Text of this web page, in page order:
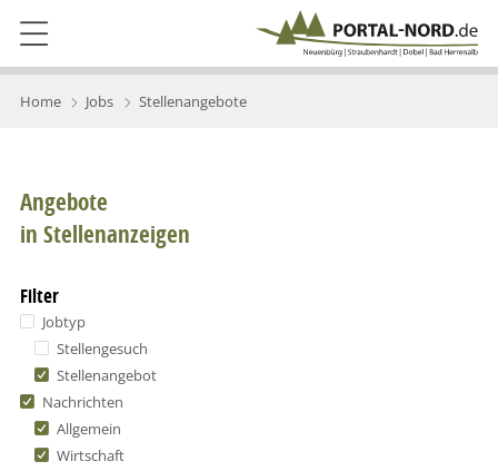
Home Jobs Stellenangebote
Angebote
in Stellenanzeigen
Filter
Jobtyp
Stellengesuch
Stellenangebot
Nachrichten
Allgemein
Wirtschaft